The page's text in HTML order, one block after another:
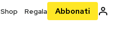
Shop Regala Abbonati